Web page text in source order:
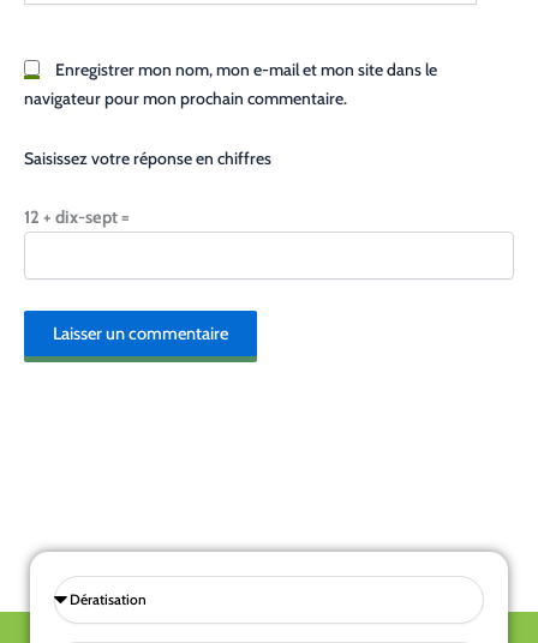
Enregistrer mon nom, mon e-mail et mon site dans le
navigateur pour mon prochain commentaire.
Saisissez votre réponse en chiffres
12 + dix-sept =
Sélectionnez
une